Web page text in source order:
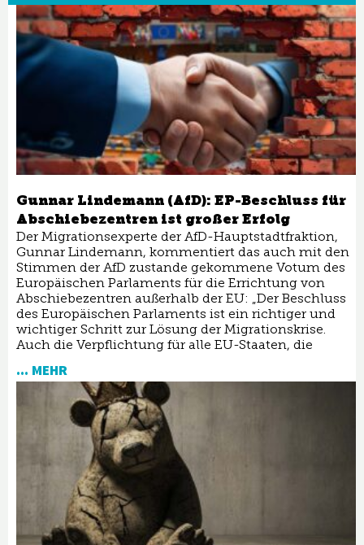
Gunnar Lindemann (AfD): EP-Beschluss für
Abschiebezentren ist großer Erfolg
Der Migrationsexperte der AfD-Hauptstadtfraktion,
Gunnar Lindemann, kommentiert das auch mit den
Stimmen der AfD zustande gekommene Votum des
Europäischen Parlaments für die Errichtung von
Abschiebezentren außerhalb der EU: „Der Beschluss
des Europäischen Parlaments ist ein richtiger und
wichtiger Schritt zur Lösung der Migrationskrise.
Auch die Verpflichtung für alle EU-Staaten, die
... MEHR